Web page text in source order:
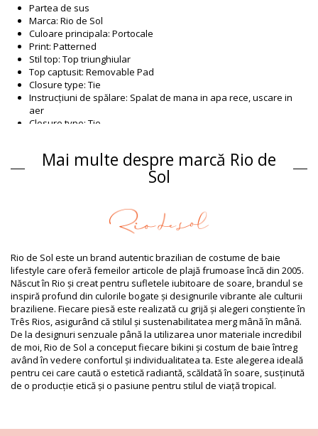
Partea de sus
Marca: Rio de Sol
Culoare principala: Portocale
Print: Patterned
Stil top: Top triunghiular
Top captusit: Removable Pad
Closure type: Tie
Instrucțiuni de spălare: Spalat de mana in apa rece, uscare in
aer
Closure type: Tie
Partea de sus Portocale Rio de Sol SPRING
Compoziție
Căptușeală: 84% Biodegradable Nylon (AMNI SOUL ECO), 16%
Spandex (LYCRA) - OEKO-TEX - Chlorine Resistant
UV Protection: UPF 50+
Informaţii produs
Departamentul: Femei, Partea de sus
Ambalajul include: 1 x Partea de sus (Nu sunt incluse alte
accesorii)
HS CODE: 6112.41.0010
SKU: 1981126573
EAN: XS (7899810434227), S (7899810434357), M (7899810434340),
L (7899810434333), XL (7899810434326)
Greutate: 55g / 0.12lb / 1.94oz
Modelul nu corespunde în totalitate și acesta poate varia în
funcţie de croială
Mai multe despre marcă Rio de
Sol
Rio de Sol este un brand autentic brazilian de costume de baie
lifestyle care oferă femeilor articole de plajă frumoase încă din 2005.
Născut în Rio și creat pentru sufletele iubitoare de soare, brandul se
inspiră profund din culorile bogate și designurile vibrante ale culturii
braziliene. Fiecare piesă este realizată cu grijă și alegeri conștiente în
Três Rios, asigurând că stilul și sustenabilitatea merg mână în mână.
De la designuri senzuale până la utilizarea unor materiale incredibil
de moi, Rio de Sol a conceput fiecare bikini și costum de baie întreg
având în vedere confortul și individualitatea ta. Este alegerea ideală
pentru cei care caută o estetică radiantă, scăldată în soare, susținută
de o producție etică și o pasiune pentru stilul de viață tropical.